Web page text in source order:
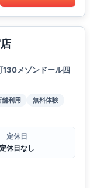
130メゾンドール四
利用
無料体験
定休日
定休日なし